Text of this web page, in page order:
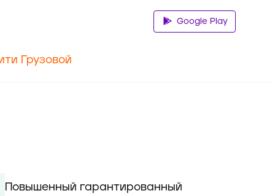
Google Play
Грузовой
Повышенный гарантированный